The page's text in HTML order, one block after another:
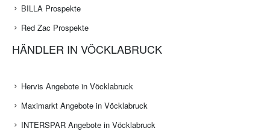
BILLA Prospekte
Red Zac Prospekte
HÄNDLER IN VÖCKLABRUCK
Hervis Angebote in Vöcklabruck
Maximarkt Angebote in Vöcklabruck
INTERSPAR Angebote in Vöcklabruck